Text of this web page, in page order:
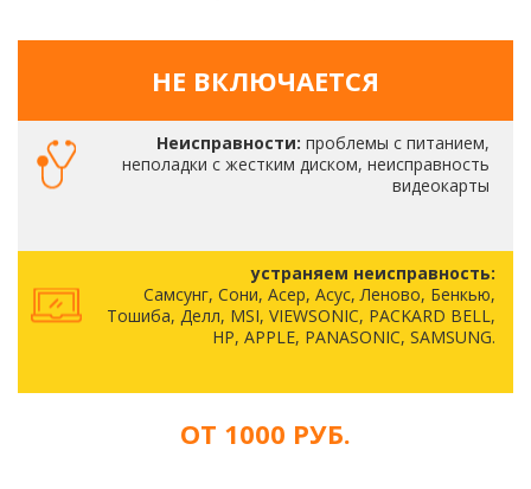
НЕ ВКЛЮЧАЕТСЯ
Неисправности: проблемы с питанием,
неполадки с жестким диском, неисправность
видеокарты
устраняем неисправность:
Самсунг, Сони, Асер, Асус, Леново, Бенкью,
Тошиба, Делл, MSI, VIEWSONIC, PACKARD BELL,
HP, APPLE, PANASONIC, SAMSUNG.
ОТ 1000 РУБ.